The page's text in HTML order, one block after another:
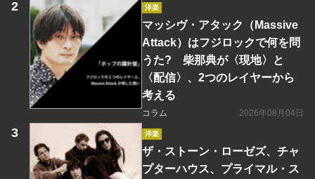
洋楽
マッシヴ・アタック（Massive
Attack）はフジロックで何を問
うた? 柴那典が〈現地〉と
〈配信〉、2つのレイヤーから
考える
コラム 2026年08月04日
洋楽
ザ・ストーン・ローゼズ、チャ
プターハウス、プライマル・ス